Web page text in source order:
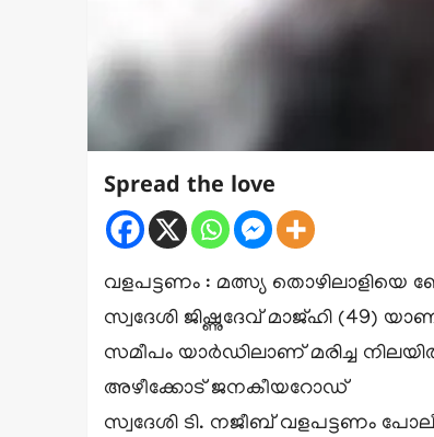
Spread the love
വളപട്ടണം : മത്സ്യ തൊഴിലാളിയെ
സ്വദേശി ജിഷ്ണുദേവ് മാജ്ഹി (49)
സമീപം യാർഡിലാണ് മരിച്ച
അഴീക്കോട് ജനകീയറോഡ്
സ്വദേശി ടി. നജീബ് വളപട്ടണം